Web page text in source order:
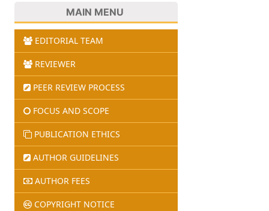
MAIN MENU
EDITORIAL TEAM
REVIEWER
PEER REVIEW PROCESS
FOCUS AND SCOPE
PUBLICATION ETHICS
AUTHOR GUIDELINES
AUTHOR FEES
COPYRIGHT NOTICE